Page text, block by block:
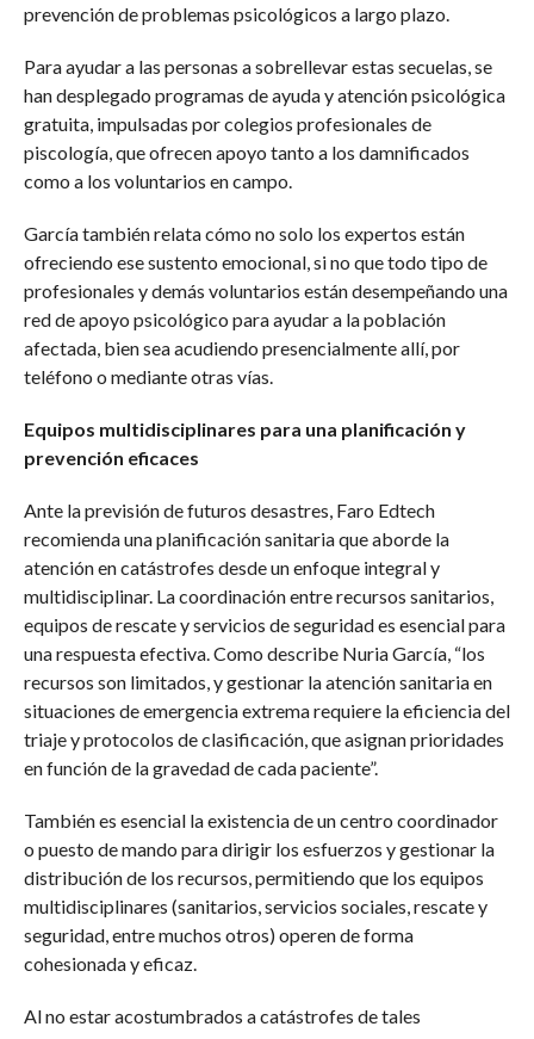
prevención de problemas psicológicos a largo plazo.
Para ayudar a las personas a sobrellevar estas secuelas, se
han desplegado programas de ayuda y atención psicológica
gratuita, impulsadas por colegios profesionales de
piscología, que ofrecen apoyo tanto a los damnificados
como a los voluntarios en campo.
García también relata cómo no solo los expertos están
ofreciendo ese sustento emocional, si no que todo tipo de
profesionales y demás voluntarios están desempeñando una
red de apoyo psicológico para ayudar a la población
afectada, bien sea acudiendo presencialmente allí, por
teléfono o mediante otras vías.
Equipos multidisciplinares para una planificación y
prevención eficaces
Ante la previsión de futuros desastres, Faro Edtech
recomienda una planificación sanitaria que aborde la
atención en catástrofes desde un enfoque integral y
multidisciplinar. La coordinación entre recursos sanitarios,
equipos de rescate y servicios de seguridad es esencial para
una respuesta efectiva. Como describe Nuria García, “los
recursos son limitados, y gestionar la atención sanitaria en
situaciones de emergencia extrema requiere la eficiencia del
triaje y protocolos de clasificación, que asignan prioridades
en función de la gravedad de cada paciente”.
También es esencial la existencia de un centro coordinador
o puesto de mando para dirigir los esfuerzos y gestionar la
distribución de los recursos, permitiendo que los equipos
multidisciplinares (sanitarios, servicios sociales, rescate y
seguridad, entre muchos otros) operen de forma
cohesionada y eficaz.
Al no estar acostumbrados a catástrofes de tales